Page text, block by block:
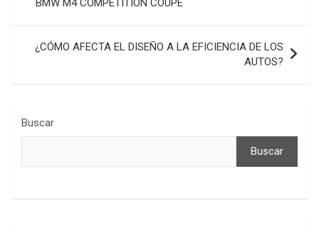
entradas
BMW M4 COMPETITION COUPÉ
¿CÓMO AFECTA EL DISEÑO A LA EFICIENCIA DE LOS
AUTOS?
Buscar
Buscar